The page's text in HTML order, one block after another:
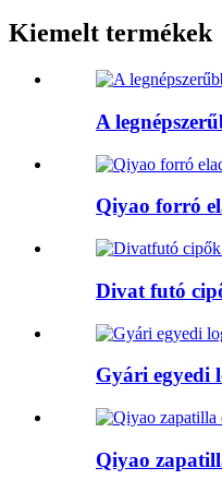
Kiemelt termékek
A
Qiyao forró
Divat futó
Gyári egyedi
Qiyao